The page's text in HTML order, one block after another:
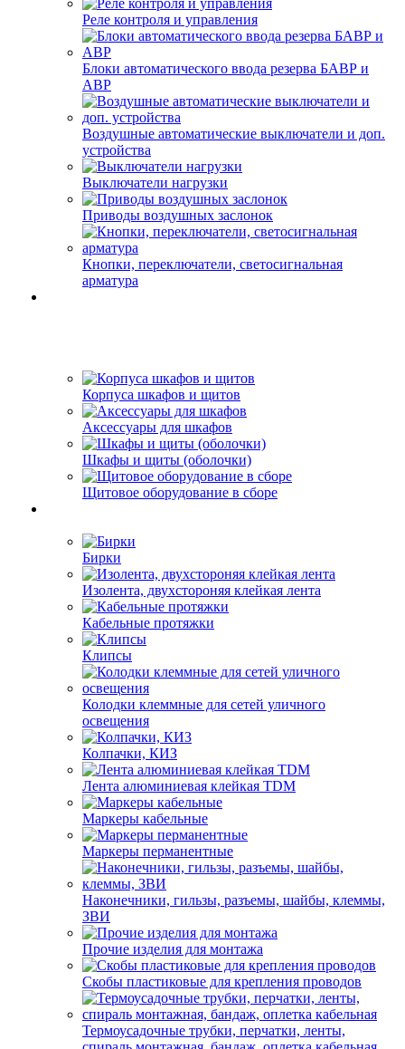
Реле контроля и управления
Блоки автоматического ввода резерва БАВР и
АВР
Воздушные автоматические выключатели и доп.
устройства
Выключатели нагрузки
Приводы воздушных заслонок
Кнопки, переключатели, светосигнальная
арматура
Корпуса шкафов и щитов
Аксессуары для шкафов
Шкафы и щиты (оболочки)
Щитовое оборудование в сборе
Бирки
Изолента, двухстороняя клейкая лента
Кабельные протяжки
Клипсы
Колодки клеммные для сетей уличного
освещения
Колпачки, КИЗ
Лента алюминиевая клейкая TDM
Маркеры кабельные
Маркеры перманентные
Наконечники, гильзы, разъемы, шайбы, клеммы,
ЗВИ
Прочие изделия для монтажа
Скобы пластиковые для крепления проводов
Термоусадочные трубки, перчатки, ленты,